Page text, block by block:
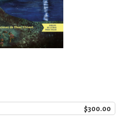
$300.00